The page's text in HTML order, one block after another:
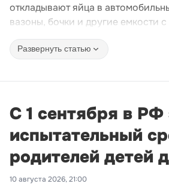
откладывают яйца в
вазоны, бочки и другие емкости
Развернуть статью
С 1 сентября в РФ
испытательный
родителей детей
10 августа 2026, 21:00